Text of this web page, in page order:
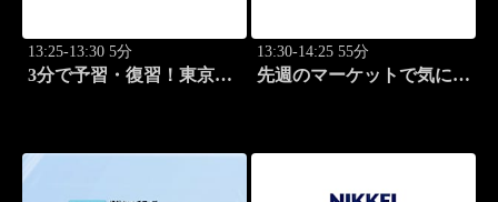
13:25-13:30 5分
3分で予習・復習！東京市
13:30-14:25 55分
先週のマーケットで気にな